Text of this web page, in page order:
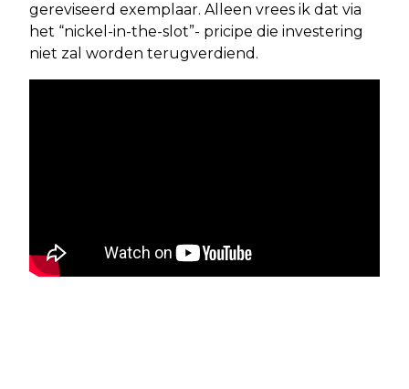
gereviseerd exemplaar. Alleen vrees ik dat via
het “nickel-in-the-slot”- pricipe die investering
niet zal worden terugverdiend.